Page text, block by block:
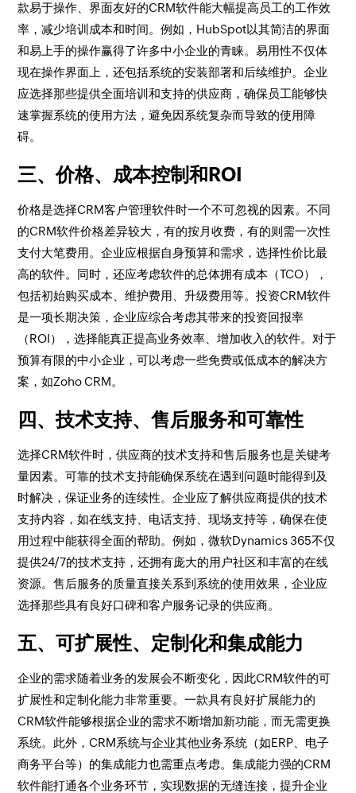
款易于操作、界面友好的CRM软件能大幅提高员工的工作效
率，减少培训成本和时间。例如，HubSpot以其简洁的界面
和易上手的操作赢得了许多中小企业的青睐。易用性不仅体
现在操作界面上，还包括系统的安装部署和后续维护。企业
应选择那些提供全面培训和支持的供应商，确保员工能够快
速掌握系统的使用方法，避免因系统复杂而导致的使用障
碍。
三、价格、成本控制和ROI
价格是选择CRM客户管理软件时一个不可忽视的因素。不同
的CRM软件价格差异较大，有的按月收费，有的则需一次性
支付大笔费用。企业应根据自身预算和需求，选择性价比最
高的软件。同时，还应考虑软件的总体拥有成本（TCO），
包括初始购买成本、维护费用、升级费用等。投资CRM软件
是一项长期决策，企业应综合考虑其带来的投资回报率
（ROI），选择能真正提高业务效率、增加收入的软件。对于
预算有限的中小企业，可以考虑一些免费或低成本的解决方
案，如Zoho CRM。
四、技术支持、售后服务和可靠性
选择CRM软件时，供应商的技术支持和售后服务也是关键考
量因素。可靠的技术支持能确保系统在遇到问题时能得到及
时解决，保证业务的连续性。企业应了解供应商提供的技术
支持内容，如在线支持、电话支持、现场支持等，确保在使
用过程中能获得全面的帮助。例如，微软Dynamics 365不仅
提供24/7的技术支持，还拥有庞大的用户社区和丰富的在线
资源。售后服务的质量直接关系到系统的使用效果，企业应
选择那些具有良好口碑和客户服务记录的供应商。
五、可扩展性、定制化和集成能力
企业的需求随着业务的发展会不断变化，因此CRM软件的可
扩展性和定制化能力非常重要。一款具有良好扩展能力的
CRM软件能够根据企业的需求不断增加新功能，而无需更换
系统。此外，CRM系统与企业其他业务系统（如ERP、电子
商务平台等）的集成能力也需重点考虑。集成能力强的CRM
软件能打通各个业务环节，实现数据的无缝连接，提升企业